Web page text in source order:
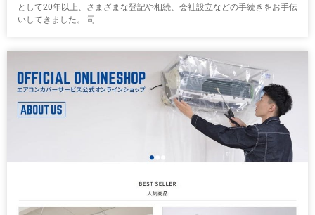
として20年以上、さまざまな登記や相続、会社設立などの手続きをお手伝
いしてきました。 司